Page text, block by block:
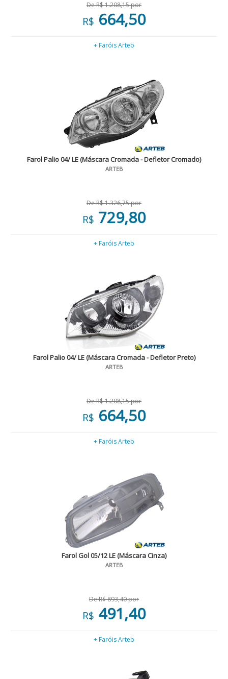
De R$ 1.208,15 por
R$ 664,50
+ Faróis Arteb
Farol Palio 04/ LE (Máscara Cromada - Defletor Cromado)
ARTEB
De R$ 1.326,75 por
R$ 729,80
+ Faróis Arteb
Farol Palio 04/ LE (Máscara Cromada - Defletor Preto)
ARTEB
De R$ 1.208,15 por
R$ 664,50
+ Faróis Arteb
Farol Gol 05/12 LE (Máscara Cinza)
ARTEB
De R$ 893,40 por
R$ 491,40
+ Faróis Arteb